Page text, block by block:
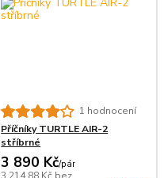
1 hodnocení
Příčníky TURTLE AIR-2
stříbrné
3 890 Kč/pár
3 214,88 Kč bez